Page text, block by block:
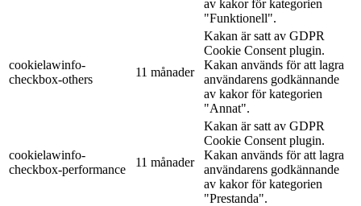
av kakor för kategorien
"Funktionell".
cookielawinfo-
checkbox-others
11 månader
Kakan är satt av GDPR
Cookie Consent plugin.
Kakan används för att lagra
användarens godkännande
av kakor för kategorien
"Annat".
cookielawinfo-
checkbox-performance
11 månader
Kakan är satt av GDPR
Cookie Consent plugin.
Kakan används för att lagra
användarens godkännande
av kakor för kategorien
"Prestanda".